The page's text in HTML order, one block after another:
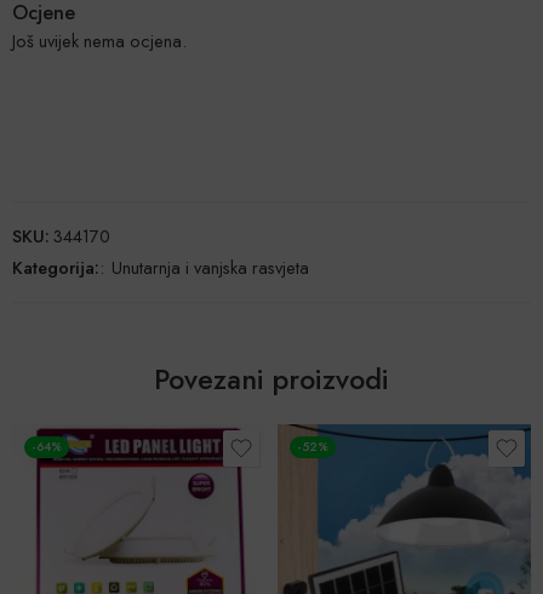
Ocjene
Još uvijek nema ocjena.
SKU:344170
Kategorija:: Unutarnja i vanjska rasvjeta
Povezani proizvodi
-52% POPUST